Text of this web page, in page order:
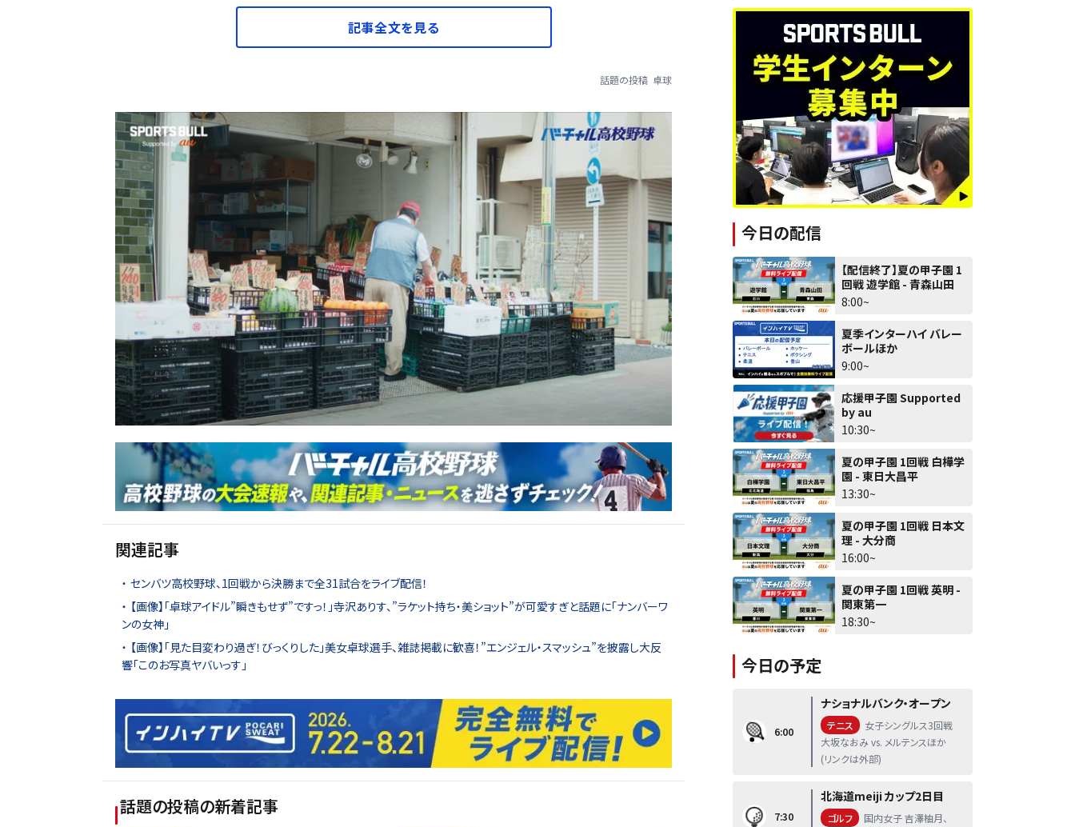
記事全文を見る
話題の投稿 卓球
関連記事
センバツ高校野球、1回戦から決勝まで全31試合をライブ配信！
【画像】「卓球アイドル”瞬きもせず”ですっ！」寺沢ありす、”ラケット持ち・美ショット”が可愛すぎと話題に「ナンバーワ
ンの女神」
【画像】「見た目変わり過ぎ！びっくりした」美女卓球選手、雑誌掲載に歓喜！”エンジェル・スマッシュ”を披露し大反
響「このお写真ヤバいっす」
話題の投稿の新着記事
今日の配信
【配信終了】夏の甲子園 1
回戦 遊学館 - 青森山田
8:00~
夏季インターハイ バレー
ボールほか
9:00~
応援甲子園 Supported
by au
10:30~
夏の甲子園 1回戦 白樺学
園 - 東日大昌平
13:30~
夏の甲子園 1回戦 日本文
理 - 大分商
16:00~
夏の甲子園 1回戦 英明 -
関東第一
18:30~
今日の予定
6:00
ナショナルバンク・オープン
テニス
女子シングルス3回戦
大坂なおみ vs. メルテンスほか
(リンクは外部)
7:30
北海道meiji カップ2日目
ゴルフ
国内女子 吉澤柚月、